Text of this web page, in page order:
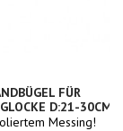
FÜR
D:21-30CM
Messing!